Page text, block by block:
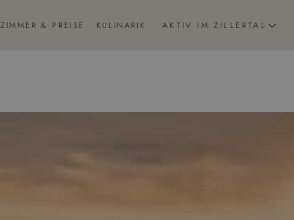
ZIMMER & PREISE KULINARIK AKTIV IM ZILLERTAL